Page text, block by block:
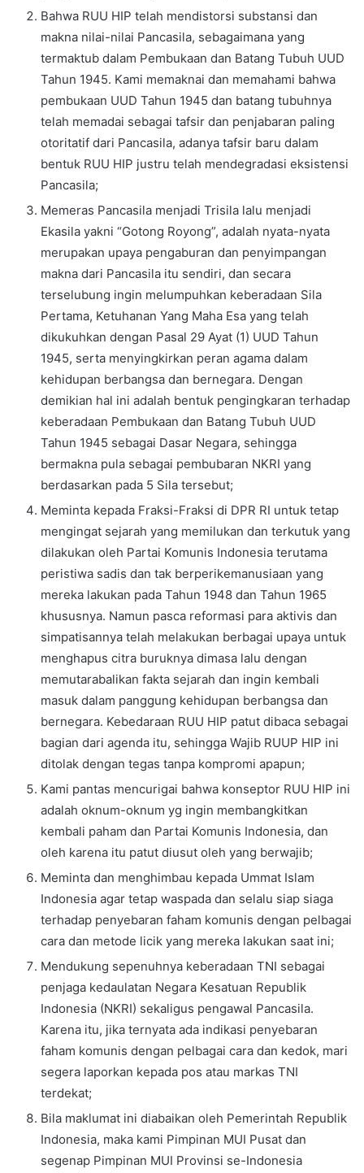
Bahwa RUU HIP telah mendistorsi substansi dan
makna nilai-nilai Pancasila, sebagaimana yang
termaktub dalam Pembukaan dan Batang Tubuh UUD
Tahun 1945. Kami memaknai dan memahami bahwa
pembukaan UUD Tahun 1945 dan batang tubuhnya
telah memadai sebagai tafsir dan penjabaran paling
otoritatif dari Pancasila, adanya tafsir baru dalam
bentuk RUU HIP justru telah mendegradasi eksistensi
Pancasila;
Memeras Pancasila menjadi Trisila lalu menjadi
Ekasila yakni “Gotong Royong”, adalah nyata-nyata
merupakan upaya pengaburan dan penyimpangan
makna dari Pancasila itu sendiri, dan secara
terselubung ingin melumpuhkan keberadaan Sila
Pertama, Ketuhanan Yang Maha Esa yang telah
dikukuhkan dengan Pasal 29 Ayat (1) UUD Tahun
1945, serta menyingkirkan peran agama dalam
kehidupan berbangsa dan bernegara. Dengan
demikian hal ini adalah bentuk pengingkaran terhadap
keberadaan Pembukaan dan Batang Tubuh UUD
Tahun 1945 sebagai Dasar Negara, sehingga
bermakna pula sebagai pembubaran NKRI yang
berdasarkan pada 5 Sila tersebut;
Meminta kepada Fraksi-Fraksi di DPR RI untuk tetap
mengingat sejarah yang memilukan dan terkutuk yang
dilakukan oleh Partai Komunis Indonesia terutama
peristiwa sadis dan tak berperikemanusiaan yang
mereka lakukan pada Tahun 1948 dan Tahun 1965
khususnya. Namun pasca reformasi para aktivis dan
simpatisannya telah melakukan berbagai upaya untuk
menghapus citra buruknya dimasa lalu dengan
memutarabalikan fakta sejarah dan ingin kembali
masuk dalam panggung kehidupan berbangsa dan
bernegara. Kebedaraan RUU HIP patut dibaca sebagai
bagian dari agenda itu, sehingga Wajib RUUP HIP ini
ditolak dengan tegas tanpa kompromi apapun;
Kami pantas mencurigai bahwa konseptor RUU HIP ini
adalah oknum-oknum yg ingin membangkitkan
kembali paham dan Partai Komunis Indonesia, dan
oleh karena itu patut diusut oleh yang berwajib;
Meminta dan menghimbau kepada Ummat Islam
Indonesia agar tetap waspada dan selalu siap siaga
terhadap penyebaran faham komunis dengan pelbagai
cara dan metode licik yang mereka lakukan saat ini;
Mendukung sepenuhnya keberadaan TNI sebagai
penjaga kedaulatan Negara Kesatuan Republik
Indonesia (NKRI) sekaligus pengawal Pancasila.
Karena itu, jika ternyata ada indikasi penyebaran
faham komunis dengan pelbagai cara dan kedok, mari
segera laporkan kepada pos atau markas TNI
terdekat;
Bila maklumat ini diabaikan oleh Pemerintah Republik
Indonesia, maka kami Pimpinan MUI Pusat dan
segenap Pimpinan MUI Provinsi se-Indonesia